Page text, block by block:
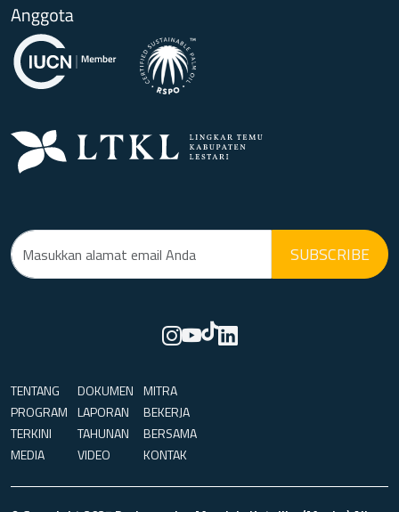
SUBSCRIBE
TENTANG
PROGRAM
TERKINI
MEDIA
DOKUMEN
LAPORAN
TAHUNAN
VIDEO
MITRA
BEKERJA
BERSAMA
KONTAK